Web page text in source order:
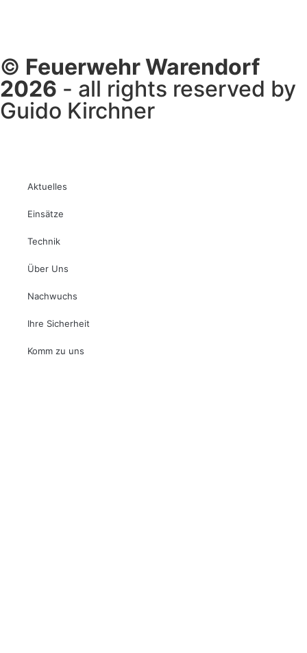
© Feuerwehr Warendorf
2026 - all rights reserved by
Guido Kirchner
Aktuelles
Einsätze
Technik
Über Uns
Nachwuchs
Ihre Sicherheit
Komm zu uns